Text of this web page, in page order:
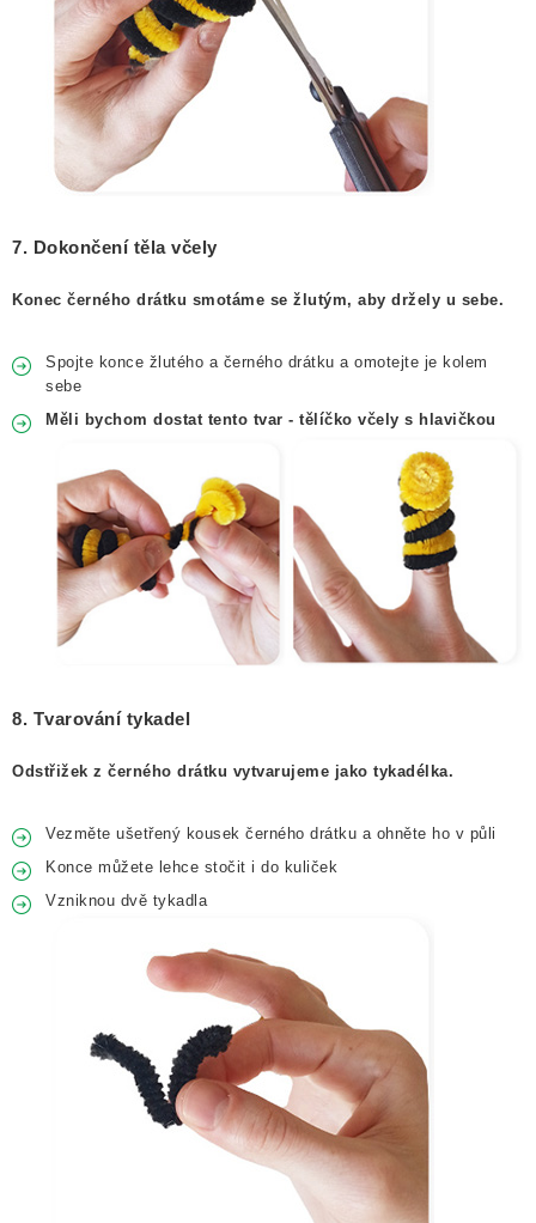
7. Dokončení těla včely
Konec černého drátku smotáme se žlutým, aby držely u sebe.
Spojte konce žlutého a černého drátku a omotejte je kolem
sebe
Měli bychom dostat tento tvar - tělíčko včely s hlavičkou
8. Tvarování tykadel
Odstřižek z černého drátku vytvarujeme jako tykadélka.
Vezměte ušetřený kousek černého drátku a ohněte ho v půli
Konce můžete lehce stočit i do kuliček
Vzniknou dvě tykadla